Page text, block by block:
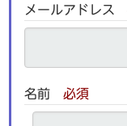
メールアドレス
名前 必須